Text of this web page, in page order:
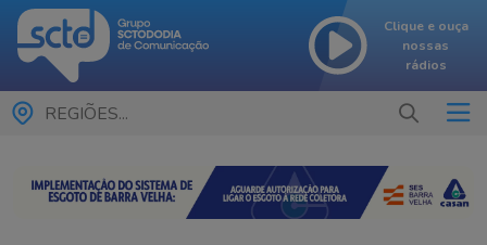
Clique e ouça
nossas
rádios
REGIÕES...